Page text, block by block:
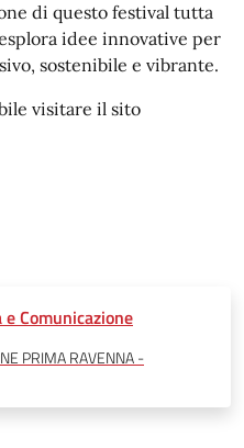
di questo festival tutta
idee innovative per
sostenibile e vibrante.
visitare il sito
Comunicazione
PRIMA RAVENNA -